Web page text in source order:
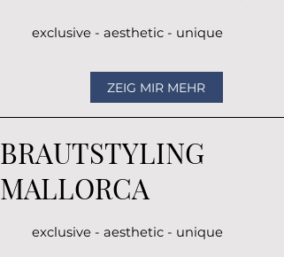
ZEIG MIR MEHR
exclusive - aesthetic - unique
exclusive - aesthetic - unique
BRAUTSTYLING
MALLORCA